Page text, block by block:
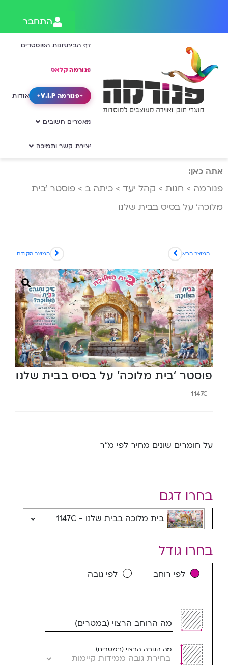
התחבר
דף הביתחנות הפוסטרים
פנורמה קלאס
פנורמה V.I.P אודות
מאמרים חשובים
יצירת קשר ותמיכה
אתה כאן:
פנורמה > חנות > קהל יעד > כיתה ב > פוסטר ‘בית
מלוכה’ על בסיס בבית שלנו
המוצר הקודם המוצר הבא
פוסטר ‘בית מלוכה’ על בסיס בבית שלנו
1147C
על חומרים שונים מחיר לפי מ”ר
בחרו דגם
בית מלוכה בבית שלנו - 1147C
בחרו גודל
לפי רוחב לפי גובה
מה הרוחב הרצוי (במטרים)
מה הגובה הרצוי (במטרים)